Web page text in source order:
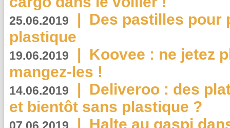
25.06.2019 | Des pastilles pour
plastique
19.06.2019 | Koovee : ne jetez
mangez-les !
14.06.2019 | Deliveroo : des
et bientôt sans plastique ?
| Halte au gaspi